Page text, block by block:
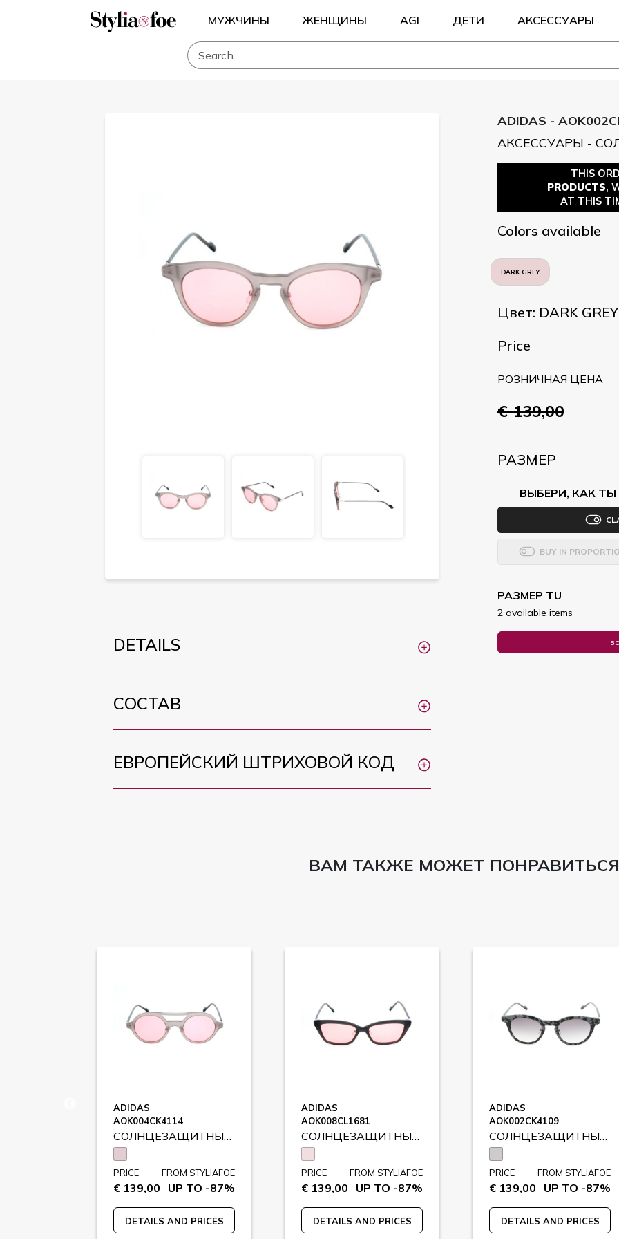
МУЖЧИНЫ ЖЕНЩИНЫ AGI ДЕТИ АКСЕССУАРЫ
DETAILS
СОСТАВ
ЕВРОПЕЙСКИЙ ШТРИХОВОЙ КОД
ADIDAS -
АКСЕССУАРЫ -
THIS
PRODUCTS,
AT THIS
Colors available
DARK GREY
Цвет: DARK GREY
Price
РОЗНИЧНАЯ ЦЕНА
€ 139,00
РАЗМЕР
ВЫБЕРИ, КАК
BUY IN
РАЗМЕР TU
2 available items
ВАМ ТАКЖЕ МОЖЕТ ПОНРАВИТЬСЯ
ADIDAS
AOK004CK4114
СОЛНЦЕЗАЩИТНЫЕ ОЧКИ
PRICE
€ 139,00
FROM STYLIAFOE
UP TO -87%
DETAILS AND PRICES
ADIDAS
AOK008CL1681
СОЛНЦЕЗАЩИТНЫЕ ОЧКИ
PRICE
€ 139,00
FROM STYLIAFOE
UP TO -87%
DETAILS AND PRICES
ADIDAS
AOK002CK4109
СОЛНЦЕЗАЩИТНЫЕ ОЧКИ
PRICE
€ 139,00
FROM STYLIAFOE
UP TO -87%
DETAILS AND PRICES